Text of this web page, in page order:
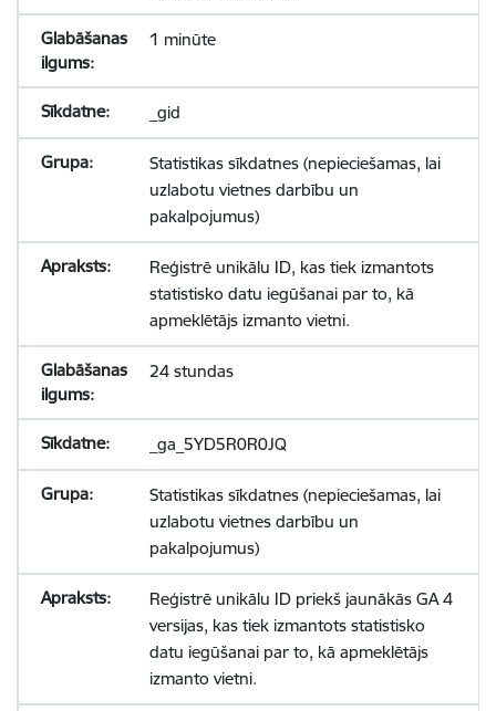
1 minūte
_gid
Statistikas sīkdatnes (nepieciešamas, lai
uzlabotu vietnes darbību un
pakalpojumus)
Reģistrē unikālu ID, kas tiek izmantots
statistisko datu iegūšanai par to, kā
apmeklētājs izmanto vietni.
24 stundas
_ga_5YD5R0R0JQ
Statistikas sīkdatnes (nepieciešamas, lai
uzlabotu vietnes darbību un
pakalpojumus)
Reģistrē unikālu ID priekš jaunākās GA 4
versijas, kas tiek izmantots statistisko
datu iegūšanai par to, kā apmeklētājs
izmanto vietni.